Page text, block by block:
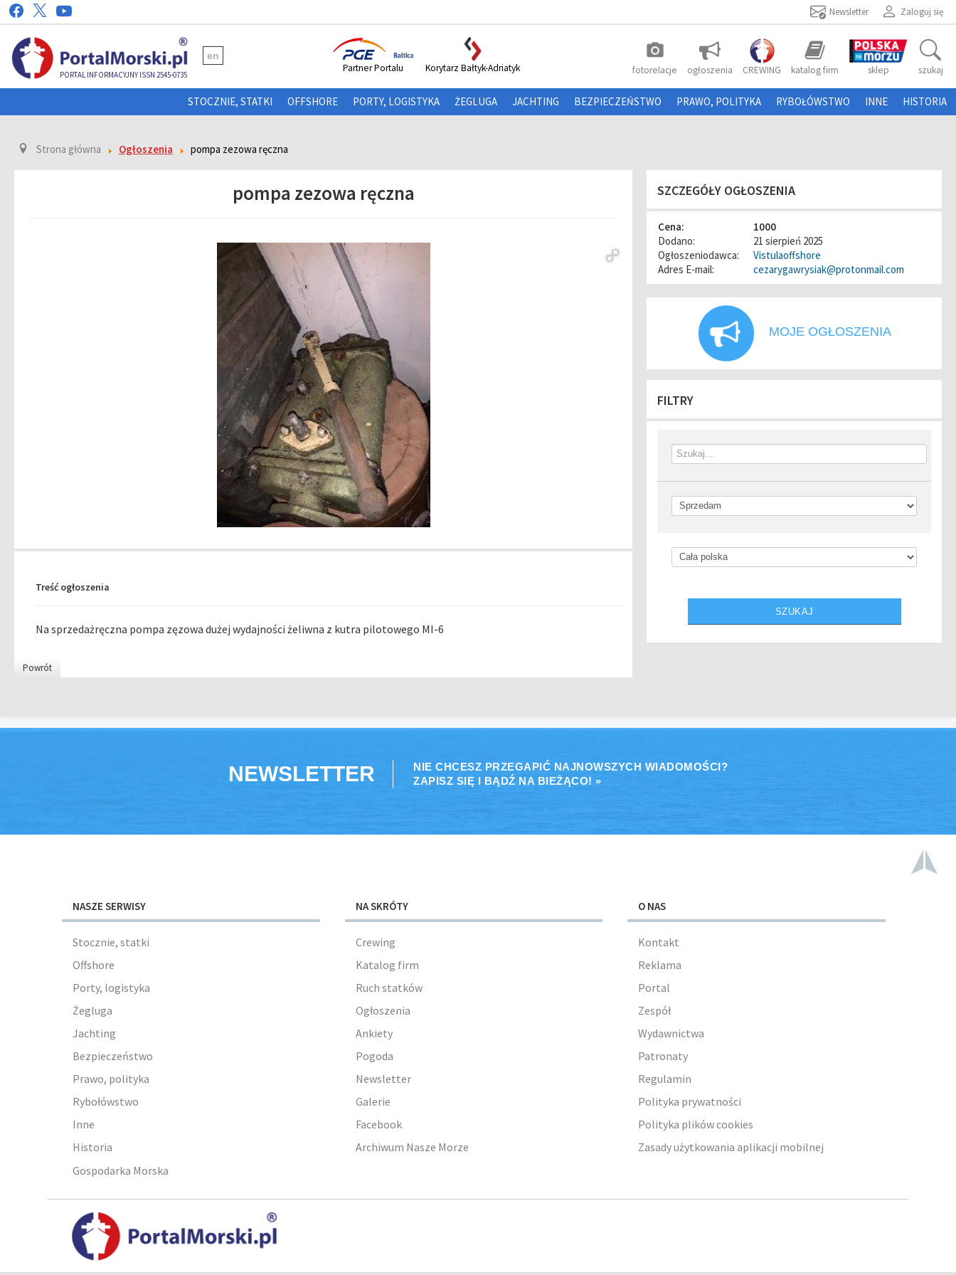
Zaloguj się
Newsletter
PORTAL INFORMACYJNY ISSN 2545-0735
en photo_camera
fotorelacje ogłoszenia CREWING katalog firm sklep szukaj
Partner Portalu Korytarz Bałtyk-Adriatyk
STOCZNIE, STATKI OFFSHORE PORTY, LOGISTYKA ŻEGLUGA JACHTING BEZPIECZEŃSTWO PRAWO, POLITYKA RYBOŁÓWSTWO INNE HISTORIA
Strona główna Ogłoszenia pompa zezowa ręczna
pompa zezowa ręczna
Treść ogłoszenia
Na sprzedażręczna pompa zęzowa dużej wydajności żeliwna z kutra pilotowego MI-6
Powrót
SZCZEGÓŁY OGŁOSZENIA
Cena:
1000
Dodano:
21 sierpień 2025
Ogłoszeniodawca:
Vistulaoffshore
Adres E-mail:
cezarygawrysiak@protonmail.com
MOJE OGŁOSZENIA
FILTRY
NEWSLETTER
NIE CHCESZ PRZEGAPIĆ NAJNOWSZYCH WIADOMOŚCI?
ZAPISZ SIĘ I BĄDŹ NA BIEŻĄCO! »
NASZE SERWISY
Stocznie, statki
Offshore
Porty, logistyka
Żegluga
Jachting
Bezpieczeństwo
Prawo, polityka
Rybołówstwo
Inne
Historia
Gospodarka Morska
NA SKRÓTY
Crewing
Katalog firm
Ruch statków
Ogłoszenia
Ankiety
Pogoda
Newsletter
Galerie
Facebook
Archiwum Nasze Morze
O NAS
Kontakt
Reklama
Portal
Zespół
Wydawnictwa
Patronaty
Regulamin
Polityka prywatności
Polityka plików cookies
Zasady użytkowania aplikacji mobilnej